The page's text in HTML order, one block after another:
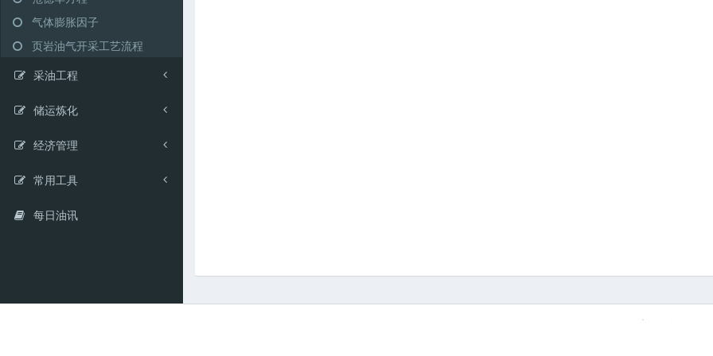
气体膨胀因子
页岩油气开采工艺流程
采油工程
储运炼化
经济管理
常用工具
每日油讯
京ICP备